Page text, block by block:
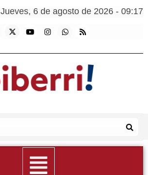
Jueves, 6 de agosto de 2026 - 09:17